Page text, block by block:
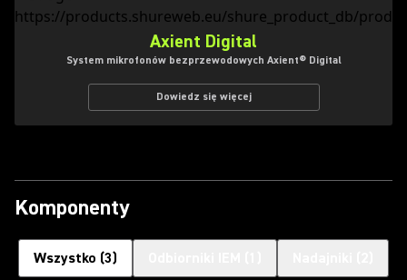
Axient Digital
System mikrofonów bezprzewodowych Axient® Digital
Dowiedz się więcej
Komponenty
Wszystko (3)